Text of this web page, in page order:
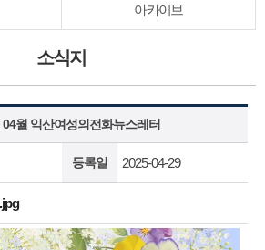
아카이브
소식지
04월 익산여성의전화뉴스레터
등록일 2025-04-29